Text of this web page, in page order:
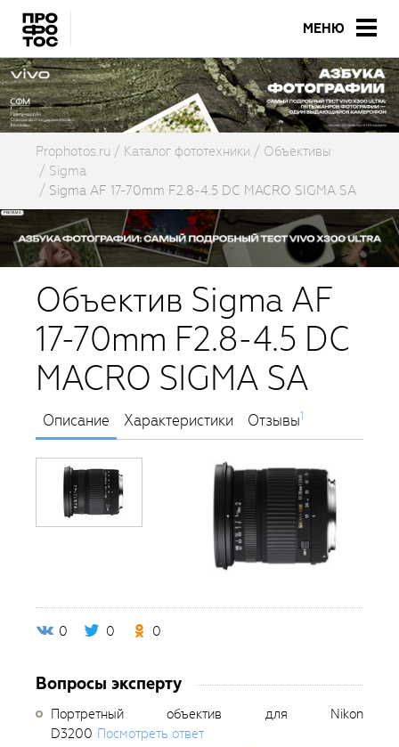
МЕНЮ
Prophotos.ru Каталог фототехники
Объективы
Sigma
Sigma AF 17-70mm F2.8-4.5 DC MACRO SIGMA SA
Объектив Sigma AF
17-70mm F2.8-4.5 DC
MACRO SIGMA SA
Описание Характеристики Отзывы1
0 0 0
Вопросы эксперту
Портретный объектив для Nikon
D3200 Посмотреть ответ